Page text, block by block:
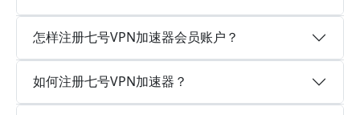
怎样注册七号VPN加速器会员账户？
如何注册七号VPN加速器？